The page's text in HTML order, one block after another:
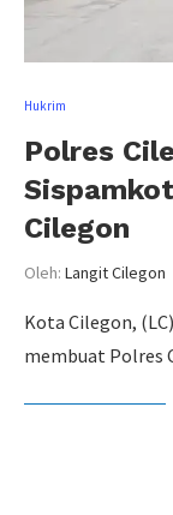
Hukrim
Polres
Cilegon
Oleh: Langit Cilegon
Kota Cilegon,
membuat Polres